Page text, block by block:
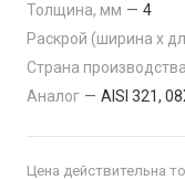
Толщина, мм — 4
Раскрой (ширина х
Страна производства
Аналог — AISI 321,
Цена действительна